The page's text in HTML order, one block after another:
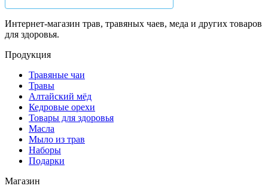
Интернет-магазин трав, травяных чаев, меда и других товаров
для здоровья.
Продукция
Травяные чаи
Травы
Алтайский мёд
Кедровые орехи
Товары для здоровья
Масла
Мыло из трав
Наборы
Подарки
Магазин